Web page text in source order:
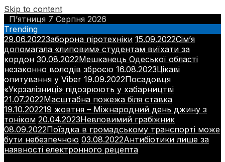
Skip to content
П’ятниця 7 Серпня 2026
Trending
29.06.2022Заборона піротехніки 15.09.2022Сім’я
допомагала «липовим» студентам виїхати за
кордон 30.08.2022Мешканець Одеської області
незаконно володів зброєю 16.08.2023Цікаві
опитування у Viber 19.09.2022Посадовця
«Укрзалізниці» підозрюють у хабарництві
21.07.2022Масштабна пожежа біля ставка
19.10.202219 жовтня – Міжнародний день джину з
тоніком 20.04.2023Невловимий грабіжник
08.09.2022Поїздка в громадському транспорті може
бути небезпечною 03.08.2022Антибіотики лише за
наявності електронного рецепта